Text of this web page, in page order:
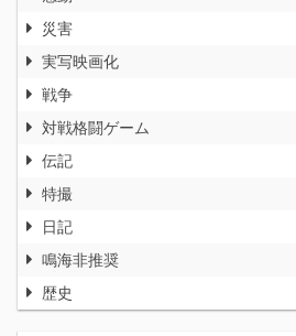
災害
実写映画化
戦争
対戦格闘ゲーム
伝記
特撮
日記
鳴海非推奨
歴史